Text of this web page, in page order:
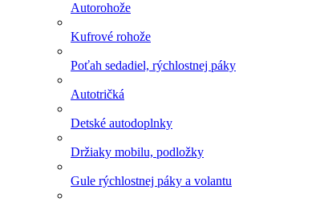
Autorohože
Kufrové rohože
Poťah sedadiel, rýchlostnej páky
Autotričká
Detské autodoplnky
Držiaky mobilu, podložky
Gule rýchlostnej páky a volantu